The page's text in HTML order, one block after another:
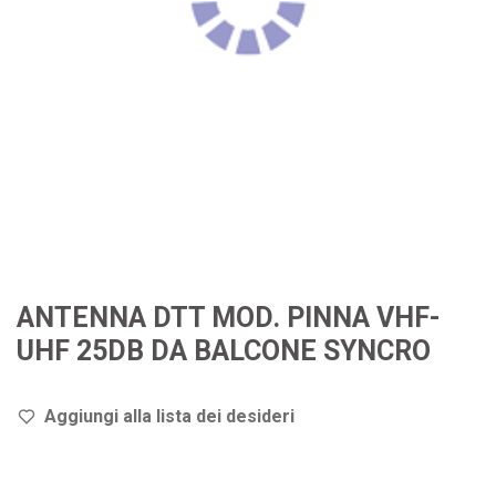
ANTENNA DTT MOD. PINNA VHF-
UHF 25DB DA BALCONE SYNCRO
Aggiungi alla lista dei desideri